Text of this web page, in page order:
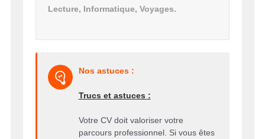
Lecture, Informatique, Voyages.
Nos astuces :
Trucs et astuces :
Votre CV doit valoriser votre
parcours professionnel. Si vous êtes